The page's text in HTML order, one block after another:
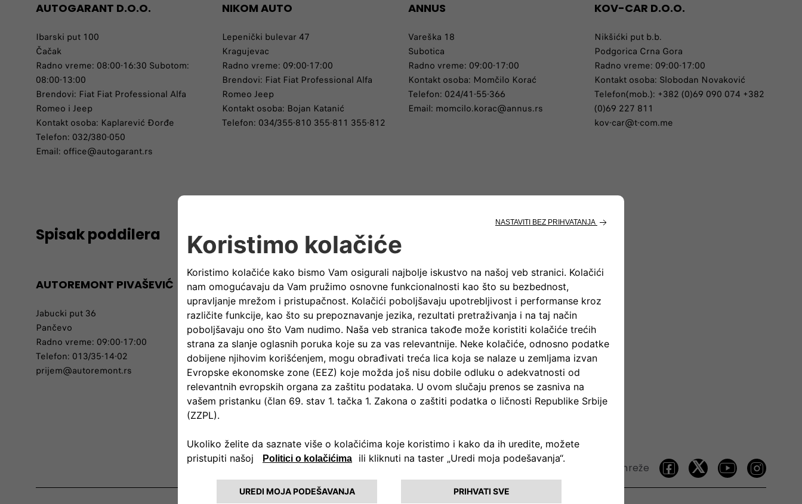
AUTOGARANT D.O.O.
Ibarski put 100
Čačak
Radno vreme: 08:00-16:30 Subotom:
08:00-13:00
Brendovi: Fiat Fiat Professional Alfa
Romeo i Jeep
Kontakt osoba: Kaplarević Đorđe
Telefon: 032/380-050
Email: office@autogarant.rs
NIKOM AUTO
Lepenički bulevar 47
Kragujevac
Radno vreme: 09:00-17:00
Brendovi: Fiat Fiat Professional Alfa
Romeo Jeep
Kontakt osoba: Bojan Katanić
Telefon: 034/355-810 355-811 355-812
ANNUS
Vareška 18
Subotica
Radno vreme: 09:00-17:00
Kontakt osoba: Momčilo Korać
Telefon: 024/41-55-366
Email: momcilo.korac@annus.rs
KOV-CAR D.O.O.
Nikšićki put b.b.
Podgorica Crna Gora
Radno vreme: 09:00-17:00
Kontakt osoba: Slobodan Novaković
Telefon(mob.): +382 (0)69 090 074 +382
(0)69 227 811
kov-car@t-com.me
Spisak poddilera
AUTOREMONT PIVAŠEVIĆ
Jabucki put 36
Pančevo
Radno vreme: 09:00-17:00
Telefon: 013/35-14-02
prijem@autoremont.rs
AKS AUTOMOTIVE D.O.O.
Obilazni put bb
Šabac
Radno vreme: 09:00-17:00
Kontakt osoba: Đorđe Jelić
Telefon: 015/376-411
jelic@aks-automotive.co.rs
Socijalne mreže